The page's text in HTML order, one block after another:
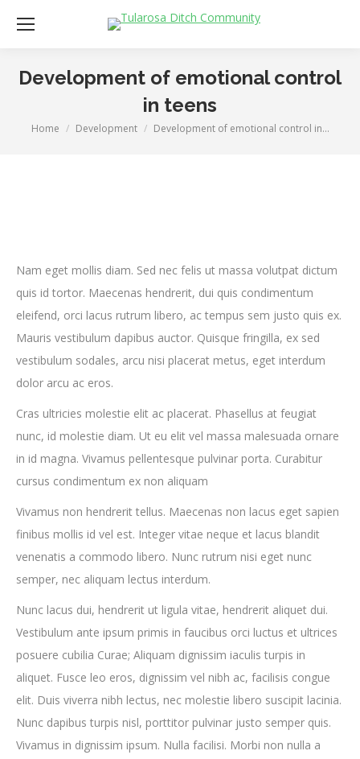
Development of emotional control
in teens
You are here:
Home Development Development of emotional control in…
Nam eget mollis diam. Sed nec felis ut massa volutpat dictum
quis id tortor. Maecenas hendrerit, dui quis condimentum
eleifend, orci lacus rutrum libero, ac tempus sem justo quis ex.
Mauris vestibulum dapibus auctor. Quisque fringilla, ex sed
vestibulum sodales, arcu nisi placerat metus, eget interdum
dolor arcu ac eros.
Cras ultricies molestie elit ac placerat. Phasellus at feugiat
nunc, id molestie diam. Ut eu elit vel massa malesuada ornare
in id magna. Vivamus pellentesque pulvinar porta. Curabitur
cursus condimentum ex non aliquam
Vivamus non hendrerit tellus. Maecenas non lacus eget sapien
finibus mollis id vel est. Integer vitae neque et lacus blandit
venenatis a commodo libero. Nunc rutrum nisi eget nunc
semper, nec aliquam lectus interdum.
Nunc lacus dui, hendrerit ut ligula vitae, hendrerit aliquet dui.
Vestibulum ante ipsum primis in faucibus orci luctus et ultrices
posuere cubilia Curae; Aliquam dignissim iaculis turpis in
aliquet. Fusce leo eros, dignissim vel nibh ac, facilisis congue
elit. Duis viverra nibh lectus, nec molestie libero suscipit lacinia.
Nunc dapibus turpis nisl, porttitor pulvinar justo semper quis.
Vivamus in dignissim ipsum. Nulla facilisi. Morbi non nulla a